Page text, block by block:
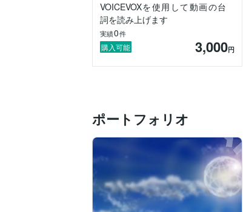
VOICEVOXを使用して動画の台
詞を読み上げます
実績0件
購入可能 3,000円
ポートフォリオ